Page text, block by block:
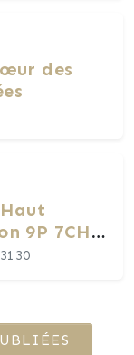
des
9P 7CH
Terrasse